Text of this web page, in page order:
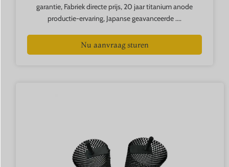
garantie, Fabriek directe prijs, 20 jaar titanium anode
productie-ervaring, Japanse geavanceerde ....
Nu aanvraag sturen